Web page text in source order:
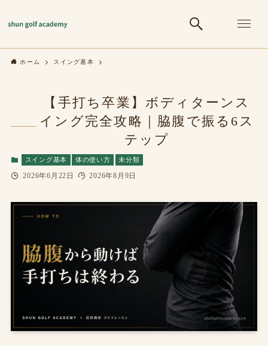
ホーム スイング基本
【手打ち卒業】ボディターンス
イング完全攻略｜脇腹で振る6ス
テップ
スイング基本 体の使い方 未分類
2026年6月22日 2026年8月9日